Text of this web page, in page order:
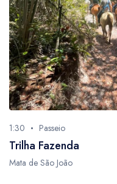
1:30 Passeio
Trilha Fazenda
Mata de São João